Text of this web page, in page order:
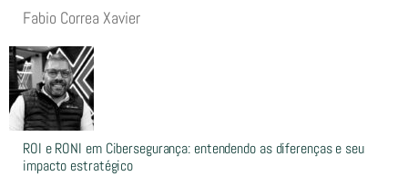
Fabio Correa Xavier
ROI e RONI em Cibersegurança: entendendo as diferenças e seu
impacto estratégico